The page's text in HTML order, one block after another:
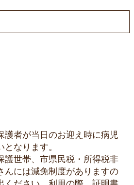
者が当日のお迎え時に病児
なります。
世帯、市県民税・所得税非
んには減免制度がありますの